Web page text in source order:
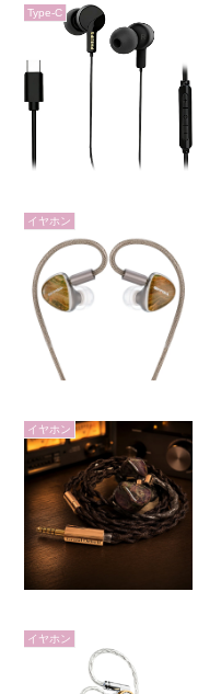
Type-C
イヤホン
イヤホン
イヤホン